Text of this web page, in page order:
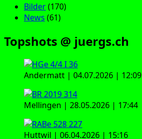
Bilder(170)
News (61)
Topshots @ juergs.ch
Andermatt | 04.07.2026 | 12:09
Mellingen | 28.05.2026 | 17:44
Huttwil | 06.04.2026 | 15:16